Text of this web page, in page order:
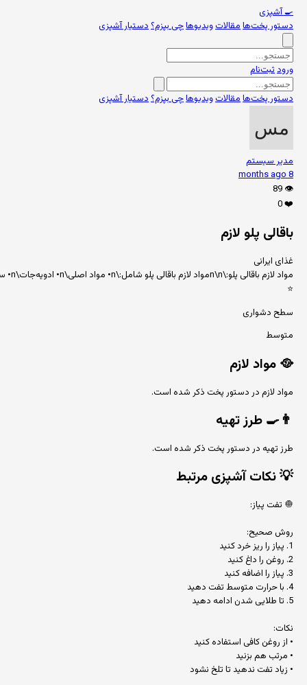
🍳آشپزی
دستور پخت‌هامقالاتویدیوهاچی بپزم؟دستیار آشپزی
ورودثبت‌نام
دستور پخت‌هامقالاتویدیوهاچی بپزم؟دستیار آشپزی
مدیر سیستم
8 months ago
👁️
89
❤️
0
باقالی پلو لازم
غذای ایرانی
مواد لازم باقالی پلو:\n\nمواد لازم باقالی پلو شامل:\n• مواد اصلی\n• ادویه‌جات\n• سبزیجات\n\nبرای لیست کامل مواد لازم باقالی پلو، از بخش دستور پخت‌ها در سایت استفاده کنید.
⭐
سطح دشواری
متوسط
🥘 مواد لازم
مواد لازم در دستور پخت ذکر شده است.
👨‍🍳 طرز تهیه
طرز تهیه در دستور پخت ذکر شده است.
💡نکات آشپزی مرتبط
🧅 تفت پیاز:
روش صحیح:
1. پیاز را ریز خرد کنید
2. روغن را داغ کنید
3. پیاز را اضافه کنید
4. با حرارت متوسط تفت دهید
5. تا طلایی شدن ادامه دهید
نکات:
• از روغن کافی استفاده کنید
• مرتب هم بزنید
• زیاد تفت ندهید تا تلخ نشود